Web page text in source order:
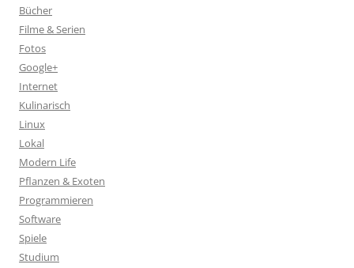
Bücher
Filme & Serien
Fotos
Google+
Internet
Kulinarisch
Linux
Lokal
Modern Life
Pflanzen & Exoten
Programmieren
Software
Spiele
Studium